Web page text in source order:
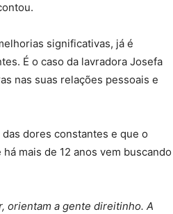
significativas, já é
É o caso da lavradora Josefa
nas suas relações pessoais e
dores constantes e que o
mais de 12 anos vem buscando
orientam a gente direitinho. A